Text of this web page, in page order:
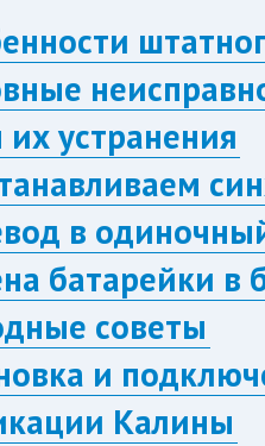
устранения
в
батарейки в
советы
и
Калины